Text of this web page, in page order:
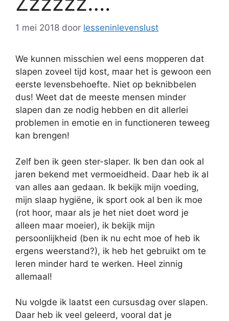
1 mei 2018 door lesseninlevenslust
We kunnen misschien wel eens mopperen dat
slapen zoveel tijd kost, maar het is gewoon een
eerste levensbehoefte. Niet op beknibbelen
dus! Weet dat de meeste mensen minder
slapen dan ze nodig hebben en dit allerlei
problemen in emotie en in functioneren teweeg
kan brengen!
Zelf ben ik geen ster-slaper. Ik ben dan ook al
jaren bekend met vermoeidheid. Daar heb ik al
van alles aan gedaan. Ik bekijk mijn voeding,
mijn slaap hygiëne, ik sport ook al ben ik moe
(rot hoor, maar als je het niet doet word je
alleen maar moeier), ik bekijk mijn
persoonlijkheid (ben ik nu echt moe of heb ik
ergens weerstand?), ik heb het gebruikt om te
leren minder hard te werken. Heel zinnig
allemaal!
Nu volgde ik laatst een cursusdag over slapen.
Daar heb ik veel geleerd, vooral dat je